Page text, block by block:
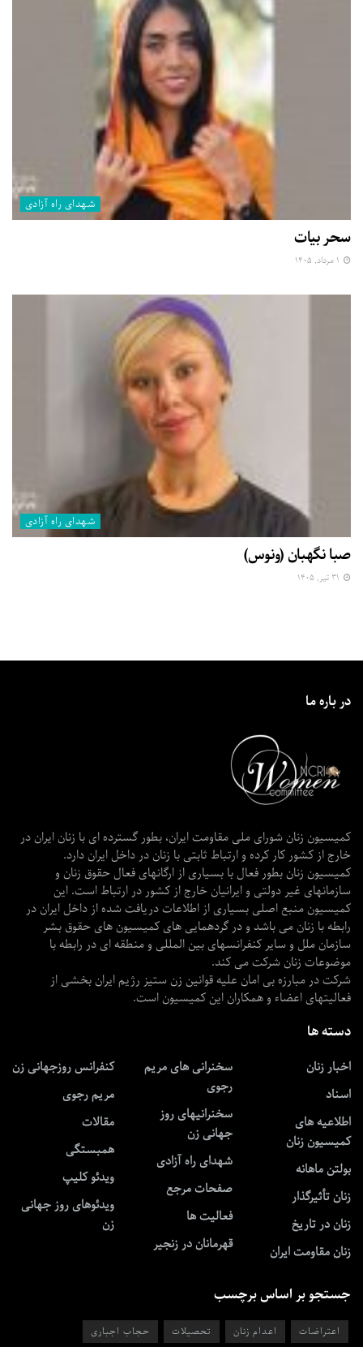
شهدای راه آزادی
سحر بیات
شهدای راه آزادی
صبا نگهبان (ونوس)
در باره ما
کمیسیون زنان شورای ملی مقاومت ایران، بطور گسترده ای با زنان ایران در
خارج از کشور کار کرده و ارتباط ثابتی با زنان در داخل ایران دارد.
کمیسیون زنان بطور فعال با بسیاری از ارگانهای فعال حقوق زنان و
سازمانهای غیر دولتی و ایرانیان خارج از کشور در ارتباط است. این
کمیسیون منبع اصلی بسیاری از اطلاعات دریافت شده از داخل ایران در
رابطه با زنان می باشد و در گردهمایی های کمیسیون های حقوق بشر
سازمان ملل و سایر کنفرانسهای بین المللی و منطقه ای در رابطه با
موضوعات زنان شرکت می کند.
شرکت در مبارزه بی امان علیه قوانین زن ستیز رژیم ایران بخشی از
فعالیتهای اعضاء و همکاران این کمیسیون است.
دسته ها
اخبار زنان
اسناد
اطلاعیه های
کمیسیون زنان
بولتن ماهانه
زنان تأثیرگذار
زنان در تاریخ
زنان مقاومت ایران
سخنرانی های مریم
رجوی
سخنرانیهای روز
جهانی زن
شهدای راه آزادی
صفحات مرجع
فعالیت ها
قهرمانان در زنجیر
کنفرانس روزجهانی زن
مریم رجوی
مقالات
همبستگی
ویدئو کلیپ
ویدئوهای روز جهانی
زن
جستجو بر اساس برچسب
اعتراضات اعدام زنان تحصیلات حجاب اجباری